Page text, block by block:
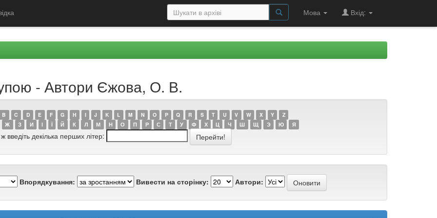
Мова Вхід:
- Автори Єжова, О. В.
B C D E F G H I J K L M N O P Q R S T U V W X Y
Z
Ж З И І Ї Й К Л М Н О П Р С Т У Ф Х Ц Ч Ш Щ Э Ю Я
введіть декілька перших літер:
Впорядкування: Вивести на сторінку: Автори: